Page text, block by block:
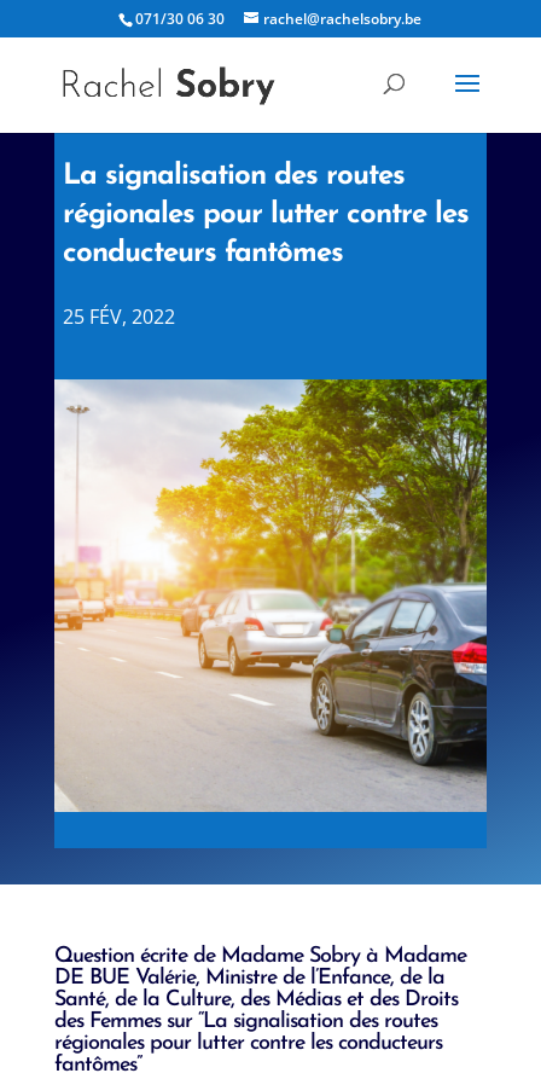
071/30 06 30 rachel@rachelsobry.be
La signalisation des routes
régionales pour lutter contre les
conducteurs fantômes
25 FÉV, 2022
Question écrite de Madame Sobry à Madame
DE BUE Valérie, Ministre de l’Enfance, de la
Santé, de la Culture, des Médias et des Droits
des Femmes sur “La signalisation des routes
régionales pour lutter contre les conducteurs
fantômes”